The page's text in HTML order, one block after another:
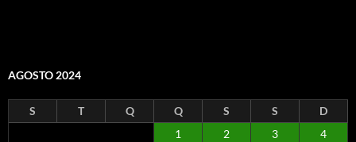
AGOSTO 2024
S T Q Q S S
D
1
2 3
4